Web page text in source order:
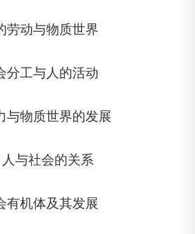
劳动与物质世界
分工与人的活动
与物质世界的发展
与社会的关系
有机体及其发展